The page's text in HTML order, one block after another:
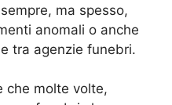
ma spesso,
anomali o anche
tra agenzie funebri.
che molte volte,